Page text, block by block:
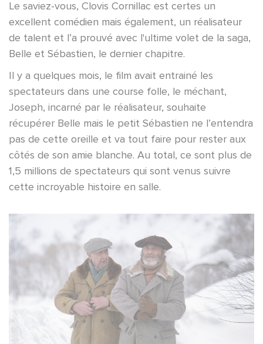
Le saviez-vous, Clovis Cornillac est certes un
excellent comédien mais également, un réalisateur
de talent et l’a prouvé avec l'ultime volet de la saga,
Belle et Sébastien, le dernier chapitre.
Il y a quelques mois, le film avait entrainé les
spectateurs dans une course folle, le méchant,
Joseph, incarné par le réalisateur, souhaite
récupérer Belle mais le petit Sébastien ne l’entendra
pas de cette oreille et va tout faire pour rester aux
côtés de son amie blanche. Au total, ce sont plus de
1,5 millions de spectateurs qui sont venus suivre
cette incroyable histoire en salle.